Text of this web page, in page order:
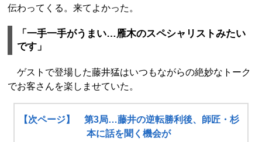
伝わってくる。来てよかった。
「一手一手がうまい…雁木のスペシャリストみたい
です」
ゲストで登場した藤井猛はいつもながらの絶妙なトーク
でお客さんを楽しませていた。
【次ページ】 第3局…藤井の逆転勝利後、師匠・杉
本に話を聞く機会が